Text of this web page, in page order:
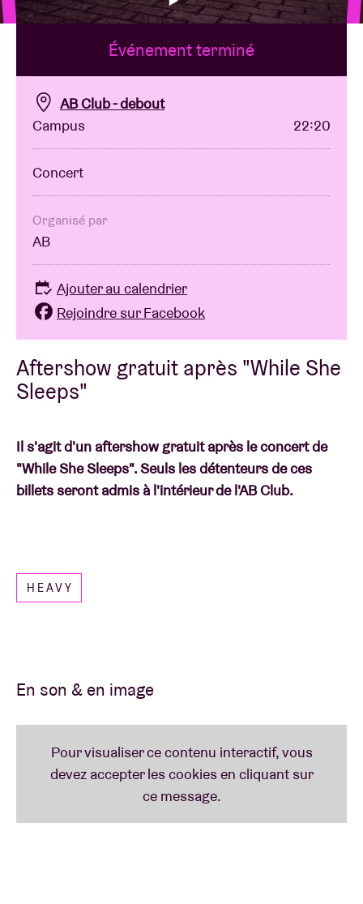
Location de salles
BRDCST
ABtv
Chèque-concert
À propos de l'AB
Contact
Aftershow gratuit après "While She
Sleeps"
Il s'agit d'un aftershow gratuit après le concert de
"While She Sleeps". Seuls les détenteurs de ces
billets seront admis à l'intérieur de l'AB Club.
HEAVY
En son & en image
Événement terminé
AB Club - debout
Campus
22:20
Concert
Organisé par
AB
Ajouter au calendrier
Rejoindre sur Facebook